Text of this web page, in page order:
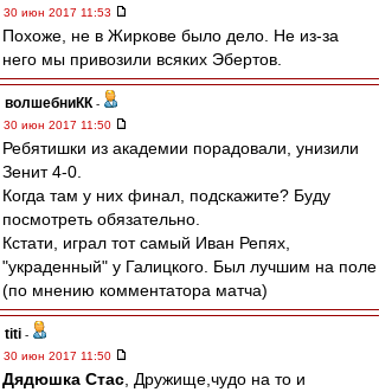
30 июн 2017 11:53
Похоже, не в Жиркове было дело. Не из-за
него мы привозили всяких Эбертов.
волшебниКК -
30 июн 2017 11:50
Ребятишки из академии порадовали, унизили
Зенит 4-0.
Когда там у них финал, подскажите? Буду
посмотреть обязательно.
Кстати, играл тот самый Иван Репях,
"украденный" у Галицкого. Был лучшим на поле
(по мнению комментатора матча)
titi -
30 июн 2017 11:50
Дядюшка Стас , Дружище,чудо на то и